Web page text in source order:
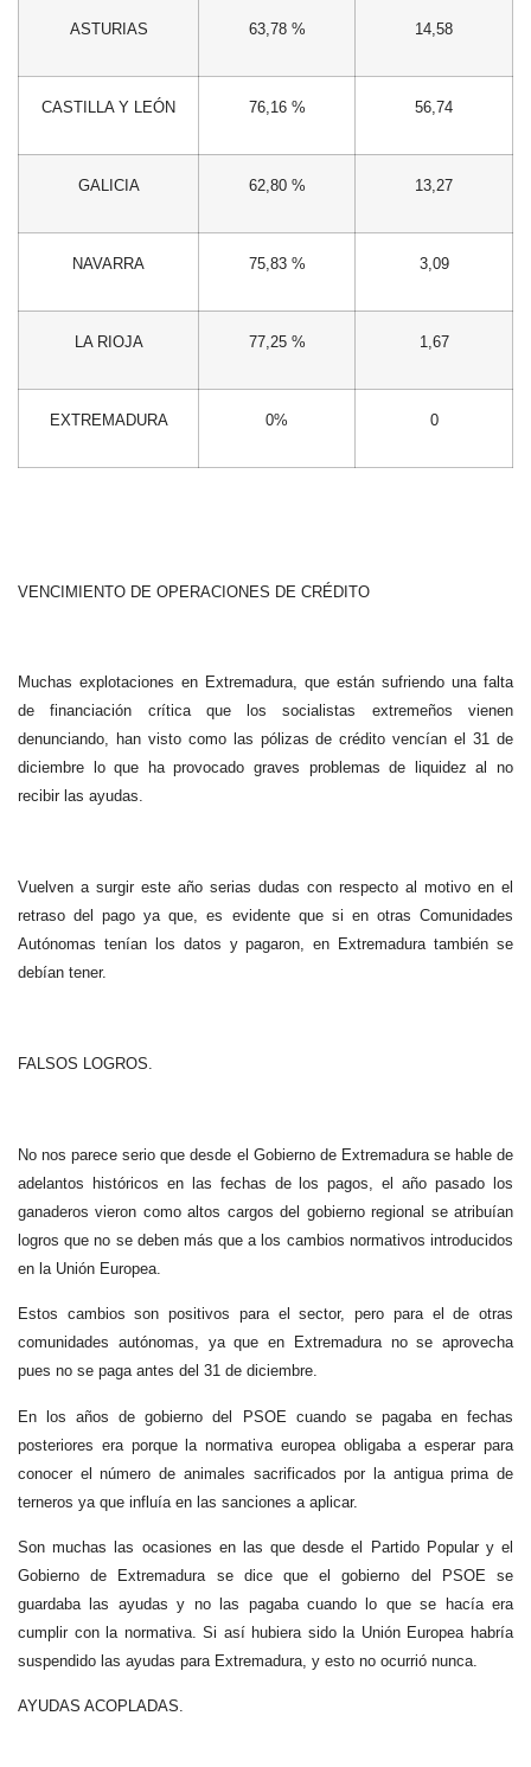
ASTURIAS 63,78 % 14,58
CASTILLA Y LEÓN 76,16 % 56,74
GALICIA 62,80 % 13,27
NAVARRA 75,83 % 3,09
LA RIOJA 77,25 % 1,67
EXTREMADURA 0% 0
VENCIMIENTO DE OPERACIONES DE CRÉDITO
Muchas explotaciones en Extremadura, que están sufriendo una falta
de financiación crítica que los socialistas extremeños vienen
denunciando, han visto como las pólizas de crédito vencían el 31 de
diciembre lo que ha provocado graves problemas de liquidez al no
recibir las ayudas.
Vuelven a surgir este año serias dudas con respecto al motivo en el
retraso del pago ya que, es evidente que si en otras Comunidades
Autónomas tenían los datos y pagaron, en Extremadura también se
debían tener.
FALSOS LOGROS.
No nos parece serio que desde el Gobierno de Extremadura se hable de
adelantos históricos en las fechas de los pagos, el año pasado los
ganaderos vieron como altos cargos del gobierno regional se atribuían
logros que no se deben más que a los cambios normativos introducidos
en la Unión Europea.
Estos cambios son positivos para el sector, pero para el de otras
comunidades autónomas, ya que en Extremadura no se aprovecha
pues no se paga antes del 31 de diciembre.
En los años de gobierno del PSOE cuando se pagaba en fechas
posteriores era porque la normativa europea obligaba a esperar para
conocer el número de animales sacrificados por la antigua prima de
terneros ya que influía en las sanciones a aplicar.
Son muchas las ocasiones en las que desde el Partido Popular y el
Gobierno de Extremadura se dice que el gobierno del PSOE se
guardaba las ayudas y no las pagaba cuando lo que se hacía era
cumplir con la normativa. Si así hubiera sido la Unión Europea habría
suspendido las ayudas para Extremadura, y esto no ocurrió nunca.
AYUDAS ACOPLADAS.